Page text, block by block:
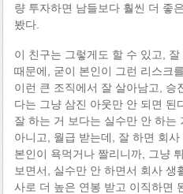
량 투자하면 남들보다 훨씬 더 좋
봤다.
이 친구는 그렇게도 할 수 있고,
때문에, 굳이 본인이 그런 리스크
이런 큰 조직에서 잘 살아남고, 승
다는 그냥 삼진 아웃만 안 되면 된
잘 하는 거 보다는 실수만 안 하는
아니고, 월급 받는데, 잘 하면 회
본인이 욕먹거나 짤리니까, 그냥
보면서, 실수만 안 하면서 회사 생
사로 더 높은 연봉 받고 이직하면